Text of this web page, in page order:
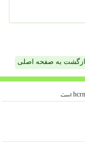
به صفحه اصلی